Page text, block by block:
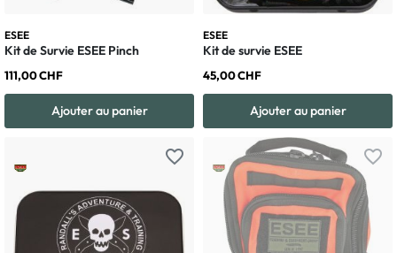
ESEE
Kit de Survie ESEE Pinch
111,00 CHF
Ajouter au panier
ESEE
Kit de survie ESEE
45,00 CHF
Ajouter au panier
favorite_border favorite_border